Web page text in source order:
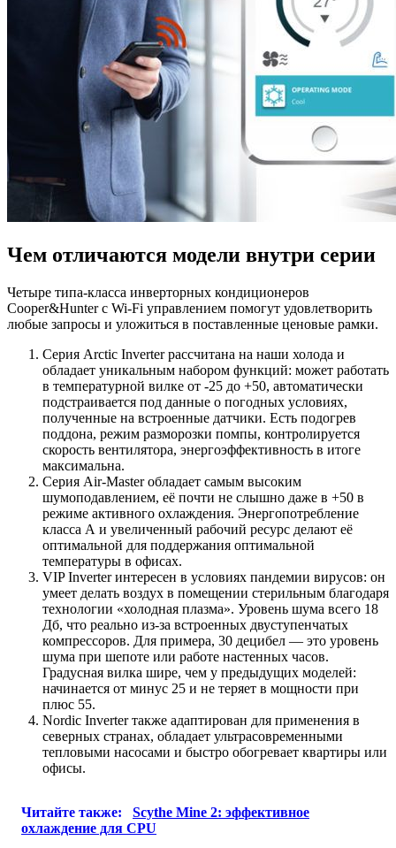
Чем отличаются модели внутри серии
Четыре типа-класса инверторных кондиционеров
Cooper&Hunter с Wi-Fi управлением помогут удовлетворить
любые запросы и уложиться в поставленные ценовые рамки.
Серия Arctic Inverter рассчитана на наши холода и
обладает уникальным набором функций: может работать
в температурной вилке от -25 до +50, автоматически
подстраивается под данные о погодных условиях,
полученные на встроенные датчики. Есть подогрев
поддона, режим разморозки помпы, контролируется
скорость вентилятора, энергоэффективность в итоге
максимальна.
Серия Air-Master обладает самым высоким
шумоподавлением, её почти не слышно даже в +50 в
режиме активного охлаждения. Энергопотребление
класса А и увеличенный рабочий ресурс делают её
оптимальной для поддержания оптимальной
температуры в офисах.
VIP Inverter интересен в условиях пандемии вирусов: он
умеет делать воздух в помещении стерильным благодаря
технологии «холодная плазма». Уровень шума всего 18
Дб, что реально из-за встроенных двуступенчатых
компрессоров. Для примера, 30 децибел — это уровень
шума при шепоте или работе настенных часов.
Градусная вилка шире, чем у предыдущих моделей:
начинается от минус 25 и не теряет в мощности при
плюс 55.
Nordic Inverter также адаптирован для применения в
северных странах, обладает ультрасовременными
тепловыми насосами и быстро обогревает квартиры или
офисы.
Читайте также:
Scythe Mine 2: эффективное
охлаждение для CPU